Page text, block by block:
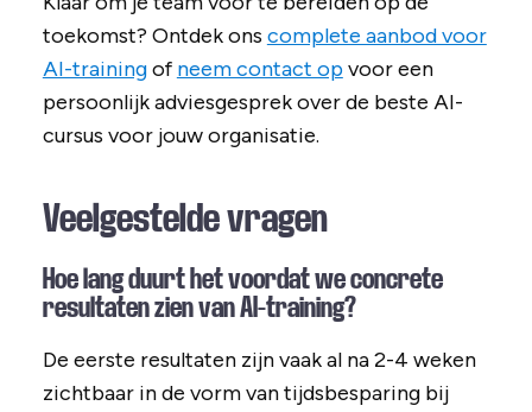
toekomst? Ontdek ons complete aanbod voor
AI-trainingof neem contact opvoor een
persoonlijk adviesgesprek over de beste AI-
cursus voor jouw organisatie.
Veelgestelde vragen
Hoe lang duurt het voordat we concrete
resultaten zien van AI-training?
De eerste resultaten zijn vaak al na 2-4 weken
zichtbaar in de vorm van tijdsbesparing bij